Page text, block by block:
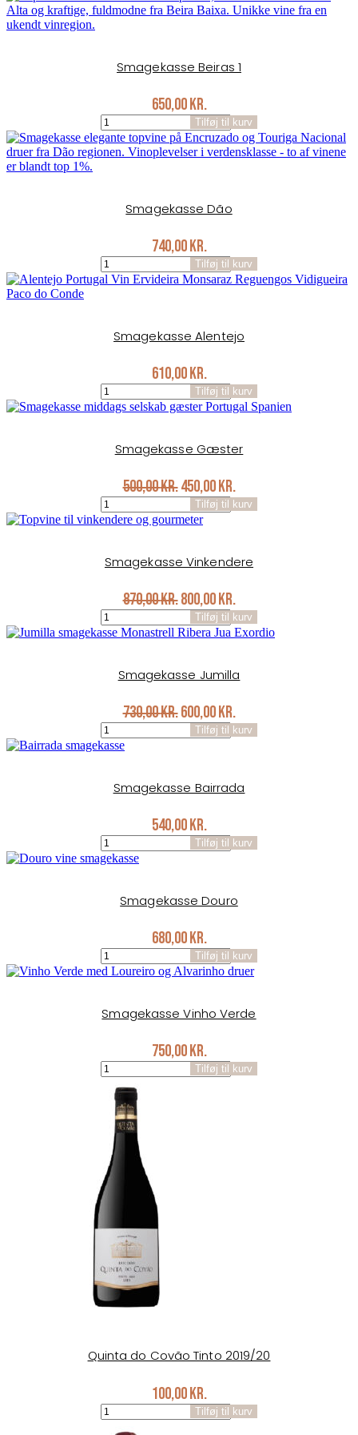
antal
Smagekasse Beiras 1
650,00kr.
Smagekasse
Beiras
1
Tilføj til kurv
Smagekasse Dão
740,00kr.
Smagekasse
Dão
Tilføj til kurv
Smagekasse Alentejo
610,00kr.
Smagekasse
Alentejo
Tilføj til kurv
Smagekasse Gæster
500,00kr.Original
price
was:
450,00kr.Current
price
Smagekasse
Gæster
Tilføj til kurv
Smagekasse Vinkendere
870,00kr.Original
price
was:
800,00kr.Current
price
is:
Smagekasse
Vinkendere
Tilføj til kurv
Smagekasse Jumilla
730,00kr.Original
price
600,00kr.Current
price
Smagekasse
Jumilla
Tilføj til kurv
Smagekasse Bairrada
540,00kr.
Smagekasse
Bairrada
Tilføj til kurv
Smagekasse Douro
680,00kr.
Smagekasse
Douro
Tilføj til kurv
Smagekasse Vinho Verde
750,00kr.
Smagekasse
Vinho
Verde
antal
Tilføj til kurv
Quinta do Covão Tinto 2019/20
100,00kr.
Quinta
do
Tilføj til kurv